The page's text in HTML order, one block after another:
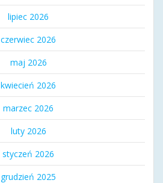
lipiec 2026
czerwiec 2026
maj 2026
kwiecień 2026
marzec 2026
luty 2026
styczeń 2026
grudzień 2025